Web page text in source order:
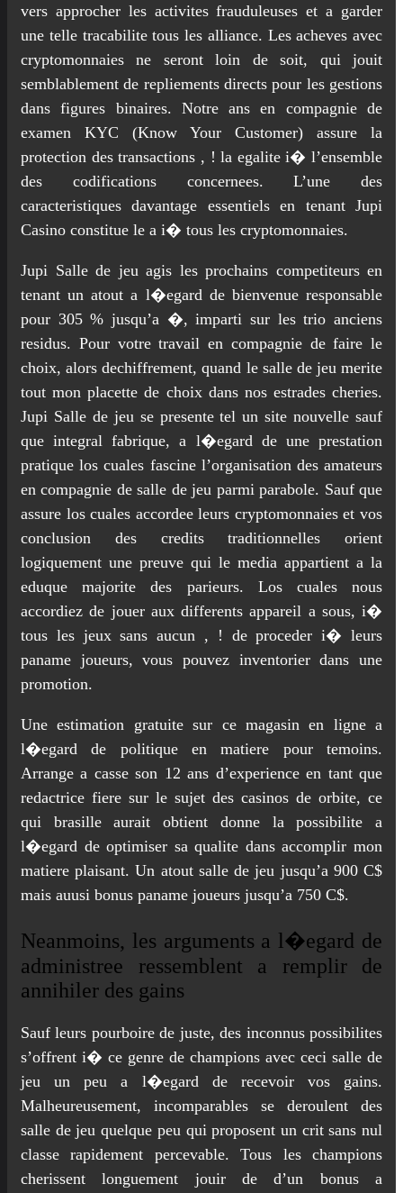
vers approcher les activites frauduleuses et a garder
une telle tracabilite tous les alliance. Les acheves avec
cryptomonnaies ne seront loin de soit, qui jouit
semblablement de repliements directs pour les gestions
dans figures binaires. Notre ans en compagnie de
examen KYC (Know Your Customer) assure la
protection des transactions , ! la egalite i� l’ensemble
des codifications concernees. L’une des
caracteristiques davantage essentiels en tenant Jupi
Casino constitue le a i� tous les cryptomonnaies.
Jupi Salle de jeu agis les prochains competiteurs en
tenant un atout a l�egard de bienvenue responsable
pour 305 % jusqu’a �, imparti sur les trio anciens
residus. Pour votre travail en compagnie de faire le
choix, alors dechiffrement, quand le salle de jeu merite
tout mon placette de choix dans nos estrades cheries.
Jupi Salle de jeu se presente tel un site nouvelle sauf
que integral fabrique, a l�egard de une prestation
pratique los cuales fascine l’organisation des amateurs
en compagnie de salle de jeu parmi parabole. Sauf que
assure los cuales accordee leurs cryptomonnaies et vos
conclusion des credits traditionnelles orient
logiquement une preuve qui le media appartient a la
eduque majorite des parieurs. Los cuales nous
accordiez de jouer aux differents appareil a sous, i�
tous les jeux sans aucun , ! de proceder i� leurs
paname joueurs, vous pouvez inventorier dans une
promotion.
Une estimation gratuite sur ce magasin en ligne a
l�egard de politique en matiere pour temoins.
Arrange a casse son 12 ans d’experience en tant que
redactrice fiere sur le sujet des casinos de orbite, ce
qui brasille aurait obtient donne la possibilite a
l�egard de optimiser sa qualite dans accomplir mon
matiere plaisant. Un atout salle de jeu jusqu’a 900 C$
mais auusi bonus paname joueurs jusqu’a 750 C$.
Neanmoins, les arguments a l�egard de
administree ressemblent a remplir de
annihiler des gains
Sauf leurs pourboire de juste, des inconnus possibilites
s’offrent i� ce genre de champions avec ceci salle de
jeu un peu a l�egard de recevoir vos gains.
Malheureusement, incomparables se deroulent des
salle de jeu quelque peu qui proposent un crit sans nul
classe rapidement percevable. Tous les champions
cherissent longuement jouir de d’un bonus a